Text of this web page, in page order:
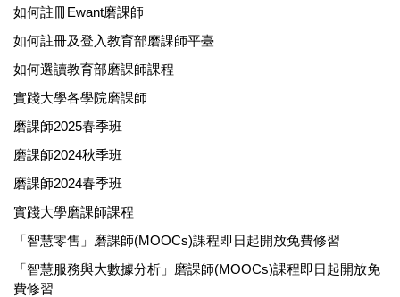
如何註冊Ewant磨課師
如何註冊及登入教育部磨課師平臺
如何選讀 教育部磨課師課程
實踐大學各學院磨課師
磨課師2025春季班
磨課師2024秋季班
磨課師2024春季班
實踐大學磨課師課程
「智慧零售」磨課師(MOOCs)課程即日起開放免費修習
「智慧服務與大數據分析」磨課師(MOOCs)課程即日起開放免
費修習